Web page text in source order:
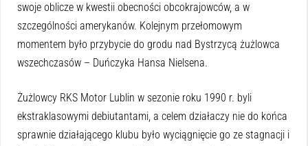
swoje oblicze w kwestii obecności obcokrajowców, a w
szczególności amerykanów. Kolejnym przełomowym
momentem było przybycie do grodu nad Bystrzycą żużlowca
wszechczasów – Duńczyka Hansa Nielsena.
Żużlowcy RKS Motor Lublin w sezonie roku 1990 r. byli
ekstraklasowymi debiutantami, a celem działaczy nie do końca
sprawnie działającego klubu było wyciągnięcie go ze stagnacji i